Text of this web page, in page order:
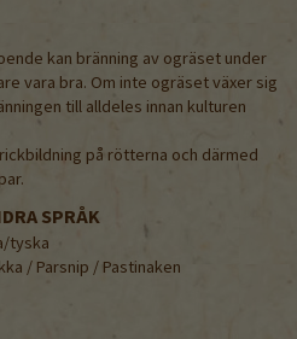
kan bränning av ogräset under
vara bra. Om inte ogräset växer sig
till alldeles innan kulturen
på rötterna och därmed
SPRÅK
tyska
/ Parsnip / Pastinaken